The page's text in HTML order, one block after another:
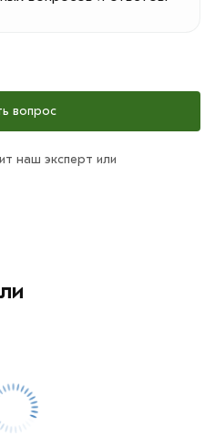
вопрос
наш эксперт или